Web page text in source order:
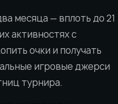
месяца — вплоть до 21
активностях с
очки и получать
игровые джерси
турнира.